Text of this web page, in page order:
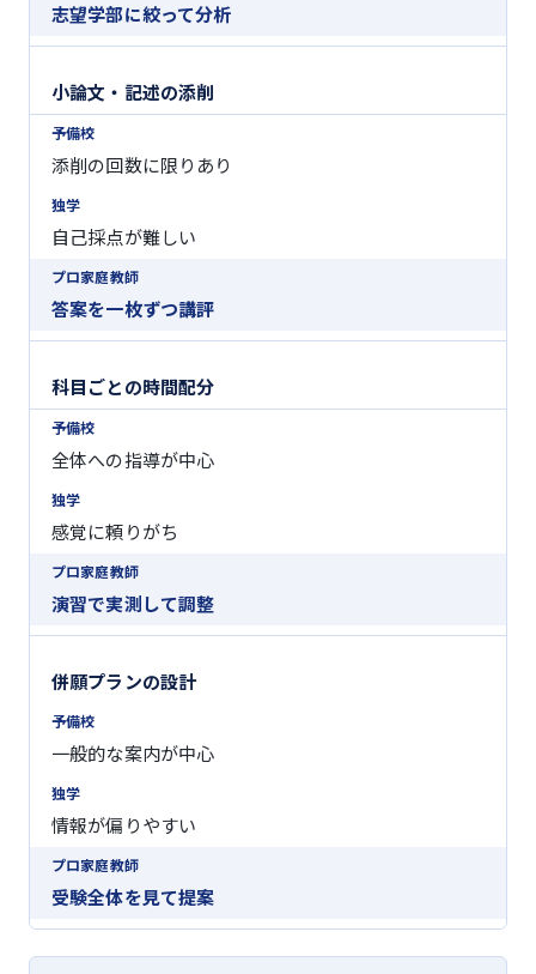
志望学部に絞って分析
小論文・記述の添削
添削の回数に限りあり
自己採点が難しい
答案を一枚ずつ講評
科目ごとの時間配分
全体への指導が中心
感覚に頼りがち
演習で実測して調整
併願プランの設計
一般的な案内が中心
情報が偏りやすい
受験全体を見て提案